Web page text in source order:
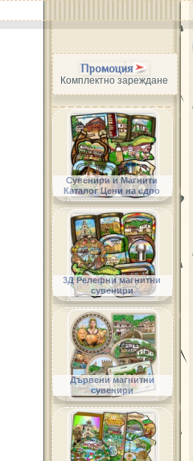
Промоция
Комплектно зареждане
Сувенири и Магнити
Каталог Цени на едро
3Д Релефни магнитни
сувенири
Дървени магнитни
сувенири